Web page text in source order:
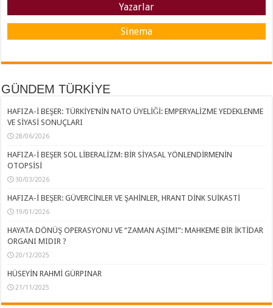
Yazarlar
Sinema
GÜNDEM TÜRKİYE
HAFIZA-İ BEŞER: TÜRKİYE’NİN NATO ÜYELİĞİ: EMPERYALİZME YEDEKLENME
VE SİYASİ SONUÇLARI
28/06/2026
HAFIZA-İ BEŞER SOL LİBERALİZM: BİR SİYASAL YÖNLENDİRMENİN
OTOPSİSİ
30/03/2026
HAFIZA-İ BEŞER: GÜVERCİNLER VE ŞAHİNLER, HRANT DİNK SUİKASTİ
19/01/2026
HAYATA DÖNÜŞ OPERASYONU VE “ZAMAN AŞIMI”: MAHKEME BİR İKTİDAR
ORGANI MIDIR ?
20/12/2025
HÜSEYİN RAHMİ GÜRPINAR
21/11/2025